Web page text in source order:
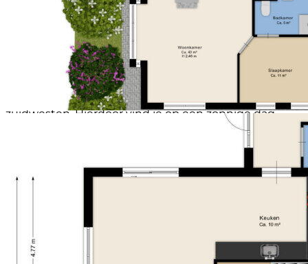
volop ruimte voor het stallen van fietsen, opslag of
het parkeren van een auto. Daarnaast beschikt de
woning over een ruime oprit met
parkeergelegenheid op eigen terrein.
De woning beschikt over een ruime tuin rondom,
met de achtertuin gunstig gelegen op het
zuidwesten. Hierdoor vind je op een zonnige dag
vrijwel de gehele dag een fijne plekje in de zon. De
tuin biedt volop privacy en voldoende ruimte om
heerlijk buiten te genieten. Achterin de tuin bevindt
zich een tuinhuisje. Ideaal voor het opslaan van
tuingereedschap en tuinkussens.
• Vrijstaande woning op een ruim perceel van 540 m²;
• Slaapkamer en badkamer op de begane grond;
• Levensloopbestendig wonen;
• Gelegen aan een rustige straat in de woonwijk